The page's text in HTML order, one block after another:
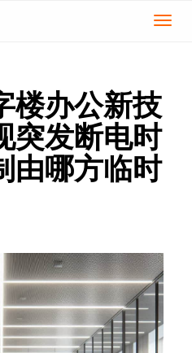
切
楼办公新技
突发断电时
由哪方临时